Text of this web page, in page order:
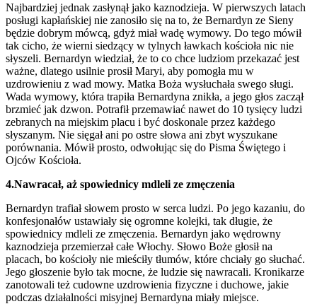
Najbardziej jednak zasłynął jako kaznodzieja. W pierwszych latach
posługi kapłańskiej nie zanosiło się na to, że Bernardyn ze Sieny
będzie dobrym mówcą, gdyż miał wadę wymowy. Do tego mówił
tak cicho, że wierni siedzący w tylnych ławkach kościoła nic nie
słyszeli. Bernardyn wiedział, że to co chce ludziom przekazać jest
ważne, dlatego usilnie prosił Maryi, aby pomogła mu w
uzdrowieniu z wad mowy. Matka Boża wysłuchała swego sługi.
Wada wymowy, która trapiła Bernardyna znikła, a jego głos zaczął
brzmieć jak dzwon. Potrafił przemawiać nawet do 10 tysięcy ludzi
zebranych na miejskim placu i być doskonale przez każdego
słyszanym. Nie sięgał ani po ostre słowa ani zbyt wyszukane
porównania. Mówił prosto, odwołując się do Pisma Świętego i
Ojców Kościoła.
4.Nawracał, aż spowiednicy mdleli ze zmęczenia
Bernardyn trafiał słowem prosto w serca ludzi. Po jego kazaniu, do
konfesjonałów ustawiały się ogromne kolejki, tak długie, że
spowiednicy mdleli ze zmęczenia. Bernardyn jako wędrowny
kaznodzieja przemierzał całe Włochy. Słowo Boże głosił na
placach, bo kościoły nie mieściły tłumów, które chciały go słuchać.
Jego głoszenie było tak mocne, że ludzie się nawracali. Kronikarze
zanotowali też cudowne uzdrowienia fizyczne i duchowe, jakie
podczas działalności misyjnej Bernardyna miały miejsce.